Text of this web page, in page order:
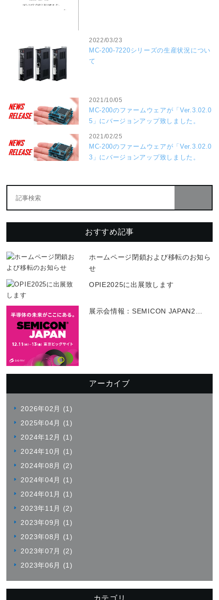
2022/03/23
MC-200-7220シリーズの生産状況につい
て
2021/10/05
MC-200のファームウェアが「Ver.3.02.0
5」にバージョンアップ致しました。
2021/02/25
MC-200のファームウェアが「Ver.3.02.0
3」にバージョンアップ致しました。
おすすめ記事
ホームページ閉鎖および移転のお知ら
せ
OPIE2025に出展致します
展示会情報：SEMICON JAPAN2 …
アーカイブ
2026年02月 (1)
2025年04月 (1)
2024年12月 (1)
2024年10月 (1)
2024年08月 (2)
2024年04月 (1)
2024年01月 (1)
2023年11月 (2)
2023年09月 (1)
2023年08月 (1)
2023年07月 (2)
2023年06月 (1)
カテゴリ